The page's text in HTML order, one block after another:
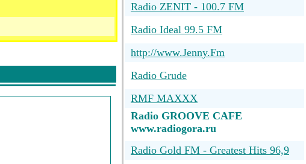
Radio ZENIT - 100.7 FM
Radio Ideal 99.5 FM
http://www.Jenny.Fm
Radio Grude
RMF MAXXX
Radio GROOVE CAFE
www.radiogora.ru
Radio Gold FM - Greatest Hits 96,9